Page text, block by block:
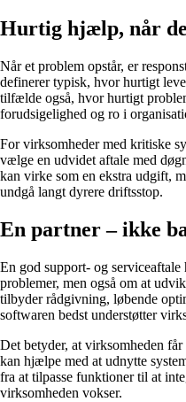
Hurtig hjælp, når
Når et problem opstår, er
definerer typisk, hvor hurtigt
tilfælde også, hvor hurtigt
forudsigelighed og ro i
For virksomheder med kritiske
vælge en udvidet aftale med
kan virke som en ekstra udgift,
undgå langt dyrere driftsstop.
En partner – ikke
En god support- og
problemer, men også om at
tilbyder rådgivning, løbende
softwaren bedst understøtter
Det betyder, at virksomheden
kan hjælpe med at udnytte
fra at tilpasse funktioner til at
virksomheden vokser.